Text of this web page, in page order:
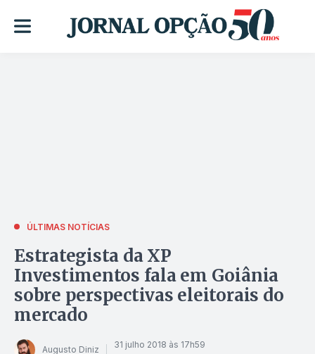
ÚLTIMAS NOTÍCIAS
Estrategista da XP
Investimentos fala em Goiânia
sobre perspectivas eleitorais do
mercado
Augusto Diniz 31 julho 2018 às 17h59